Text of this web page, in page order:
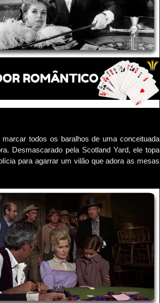
todos os baralhos de uma conceituada
Desmascarado pela Scotland Yard, ele topa
para agarrar um vilão que adora as mesas